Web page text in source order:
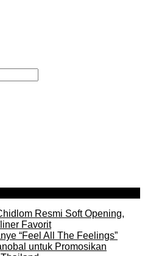
Resmi Soft Opening,
Favorit
“Feel All The Feelings”
untuk Promosikan